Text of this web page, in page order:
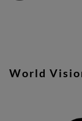
World